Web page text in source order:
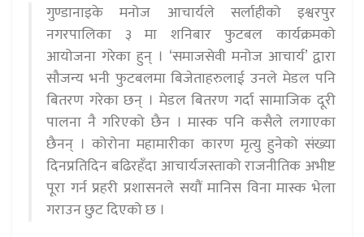
गुण्डानाइके मनोज आचार्यले सर्लाहीको इश्वरपुर
नगरपालिका ३ मा शनिबार फुटबल कार्यक्रमको
आयोजना गरेका हुन् । ‘समाजसेवी मनोज आचार्य’ द्वारा
सौजन्य भनी फुटबलमा बिजेताहरुलाई उनले मेडल पनि
बितरण गरेका छन् । मेडल बितरण गर्दा सामाजिक दूरी
पालना नै गरिएको छैन । मास्क पनि कसैले लगाएका
छैनन् । कोरोना महामारीका कारण मृत्यु हुनेको संख्या
दिनप्रतिदिन बढिरहँदा आचार्यजस्ताको राजनीतिक अभीष्ट
पूरा गर्न प्रहरी प्रशासनले सयौं मानिस विना मास्क भेला
गराउन छुट दिएको छ ।